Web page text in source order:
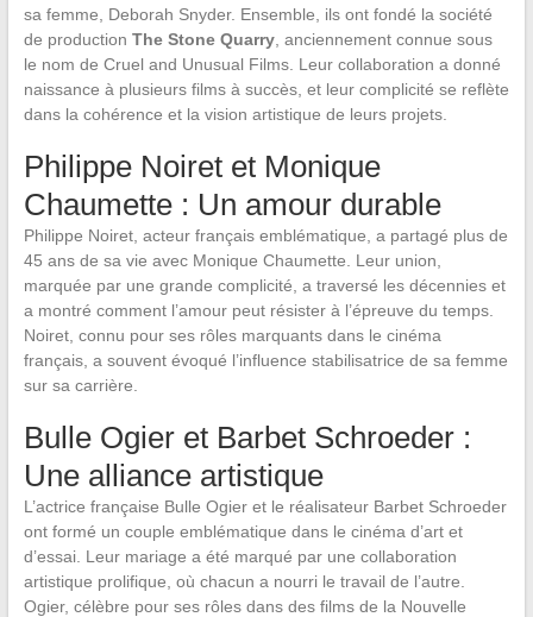
sa femme, Deborah Snyder. Ensemble, ils ont fondé la société
de production The Stone Quarry, anciennement connue sous
le nom de Cruel and Unusual Films. Leur collaboration a donné
naissance à plusieurs films à succès, et leur complicité se reflète
dans la cohérence et la vision artistique de leurs projets.
Philippe Noiret et Monique
Chaumette : Un amour durable
Philippe Noiret, acteur français emblématique, a partagé plus de
45 ans de sa vie avec Monique Chaumette. Leur union,
marquée par une grande complicité, a traversé les décennies et
a montré comment l’amour peut résister à l’épreuve du temps.
Noiret, connu pour ses rôles marquants dans le cinéma
français, a souvent évoqué l’influence stabilisatrice de sa femme
sur sa carrière.
Bulle Ogier et Barbet Schroeder :
Une alliance artistique
L’actrice française Bulle Ogier et le réalisateur Barbet Schroeder
ont formé un couple emblématique dans le cinéma d’art et
d’essai. Leur mariage a été marqué par une collaboration
artistique prolifique, où chacun a nourri le travail de l’autre.
Ogier, célèbre pour ses rôles dans des films de la Nouvelle